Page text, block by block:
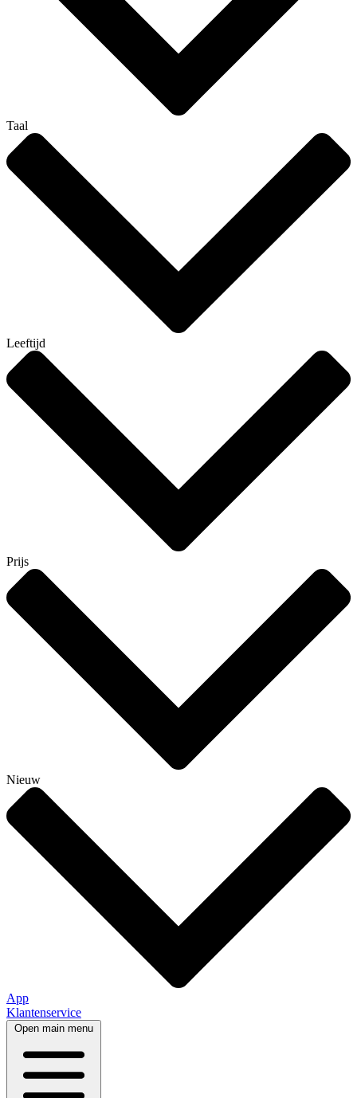
Taal
Leeftijd
Prijs
Nieuw
App
Klantenservice
Open main menu